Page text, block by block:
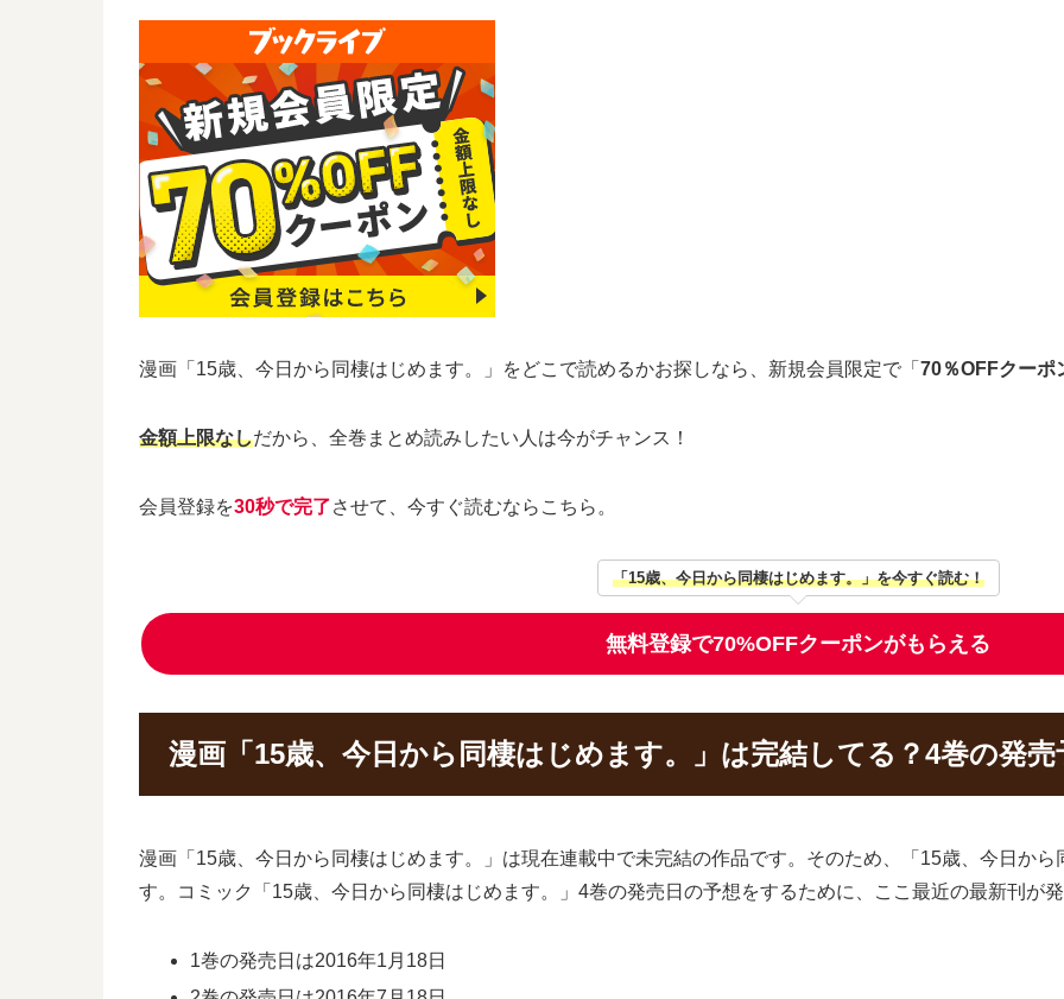
漫画「15歳、今日から同棲はじめます。」をどこで読めるかお探しなら、新規会員限定で「 70％OFFクーポ
金額上限なしだから、全巻まとめ読みしたい人は今がチャンス！
会員登録を30秒で完了させて、今すぐ読むならこちら。
「15歳、今日から同棲はじめます。」を今すぐ読む！
無料登録で70%OFFクーポンがもらえる
漫画「15歳、今日から同棲はじめます。」は完結してる？4巻の発売
漫画「15歳、今日から同棲はじめます。」は現在連載中で未完結の作品です。そのため、「15歳、今日か
す。コミック「15歳、今日から同棲はじめます。」4巻の発売日の予想をするために、ここ最近の最新刊が
1巻の発売日は2016年1月18日